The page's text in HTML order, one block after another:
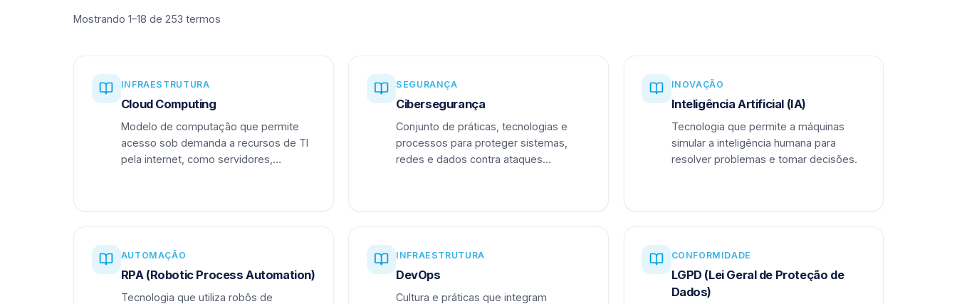
Mostrando 1–18 de 253 termos
INFRAESTRUTURA
Cloud Computing
Modelo de computação que permite
acesso sob demanda a recursos de TI
pela internet, como servidores,
SEGURANÇA
Cibersegurança
Conjunto de práticas, tecnologias e
processos para proteger sistemas,
redes e dados contra ataques
INOVAÇÃO
Inteligência Artificial (IA)
Tecnologia que permite a máquinas
simular a inteligência humana para
resolver problemas e tomar decisões.
AUTOMAÇÃO
RPA (Robotic Process Automation)
Tecnologia que utiliza robôs de
INFRAESTRUTURA
DevOps
Cultura e práticas que integram
CONFORMIDADE
LGPD (Lei Geral de Proteção de
Dados)